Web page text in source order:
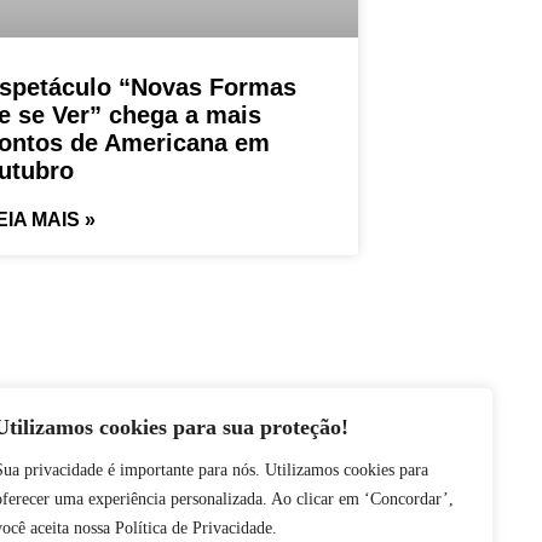
cookies para sua proteção!
privacidade é importante para nós. Utilizamos cookies para
uma experiência personalizada. Ao clicar em ‘Concordar’,
aceita nossa Política de Privacidade.
“Novas Formas
se Ver” chega a mais
de Americana em
MAIS »
Siga nas redes
Contatos
imprensa@dennismoraes.com.br
+55 (19) 98232-0255